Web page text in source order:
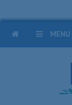
HOME MENU